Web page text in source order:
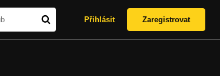
Přihlásit Zaregistrovat